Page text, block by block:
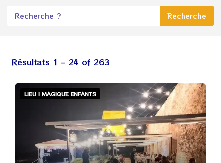
Recherche
Résultats 1 – 24 of 263
LIEU | MAGIQUE ENFANTS